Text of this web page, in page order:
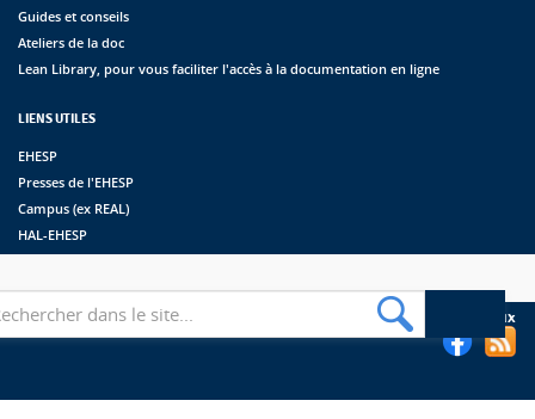
Guides et conseils
Ateliers de la doc
Lean Library, pour vous faciliter l'accès à la documentation en ligne
LIENS UTILES
EHESP
Presses de l'EHESP
Campus (ex REAL)
HAL-EHESP
Suivez les bibliothèques de l'EHESP sur les réseaux sociaux